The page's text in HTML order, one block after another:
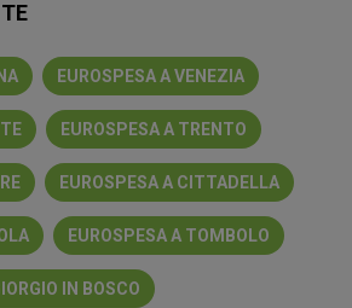
EUROSPESA A VENEZIA
EUROSPESA A TRENTO
EUROSPESA A CITTADELLA
EUROSPESA A TOMBOLO
IN BOSCO